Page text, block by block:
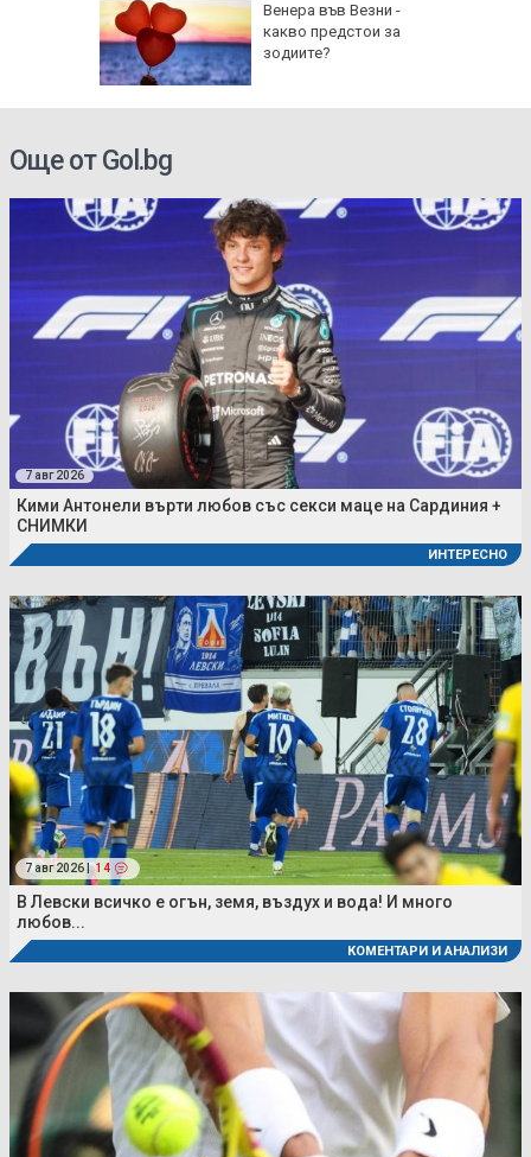
Венера във Везни -
какво предстои за
зодиите?
Още от Gol.bg
7 авг 2026
Кими Антонели върти любов със секси маце на Сардиния +
СНИМКИ
ИНТЕРЕСНО
7 авг 2026 | 14
В Левски всичко е огън, земя, въздух и вода! И много
любов...
КОМЕНТАРИ И АНАЛИЗИ